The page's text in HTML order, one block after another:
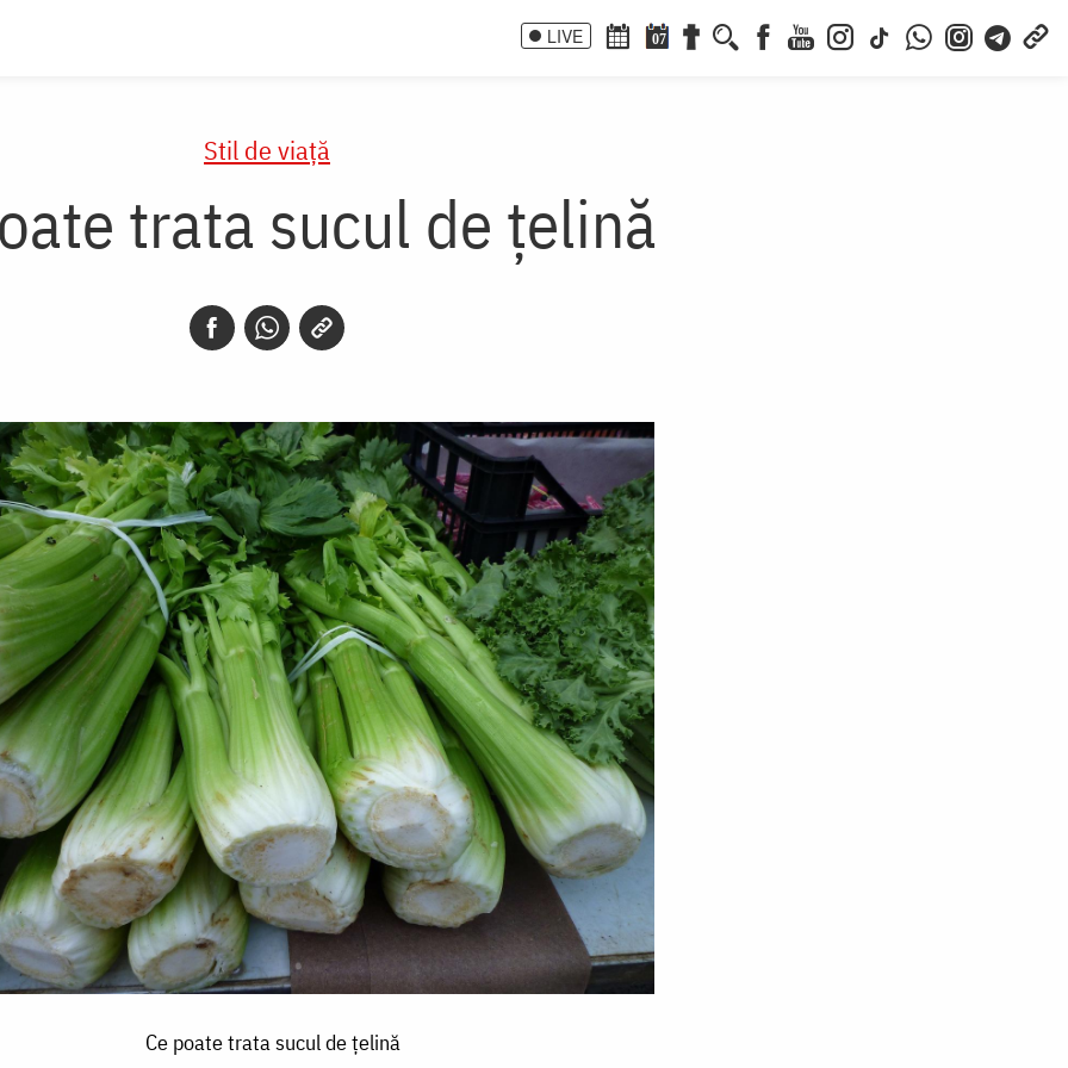
LIVE 07
Stil de viaţă
trata sucul de țelină
Ce poate trata sucul de țelină